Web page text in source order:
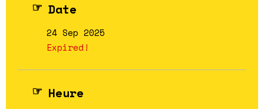
Date
24 Sep 2025
Expired!
Heure